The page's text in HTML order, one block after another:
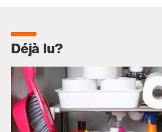
Déjà lu?